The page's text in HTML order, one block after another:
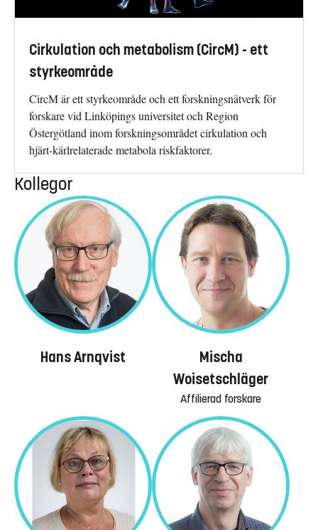
Cirkulation och metabolism (CircM) - ett
styrkeområde
CircM är ett styrkeområde och ett forskningsnätverk för
forskare vid Linköpings universitet och Region
Östergötland inom forskningsområdet cirkulation och
hjärt-kärlrelaterade metabola riskfaktorer.
Kollegor
Hans Arnqvist
Mischa
Woisetschläger
Affilierad forskare